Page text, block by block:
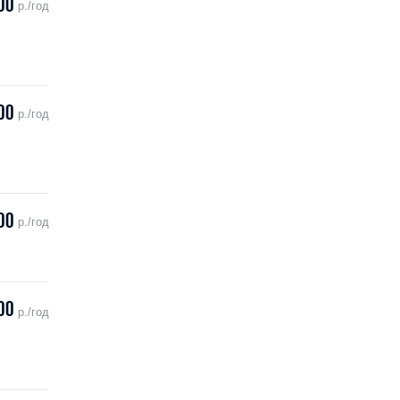
р./год
р./год
р./год
р./год